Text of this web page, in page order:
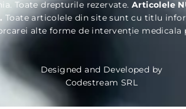
Toate drepturile rezervate.Articolele
Toate articolele din site sunt cu titlu
alte forme de intervenție medicala
Designed and Developed by
Codestream SRL